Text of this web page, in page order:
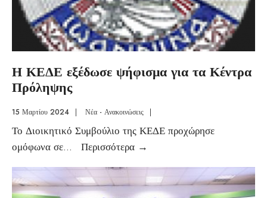
Η ΚΕΔΕ εξέδωσε ψήφισμα για τα Κέντρα
Πρόληψης
15 Μαρτίου 2024 | Νέα - Ανακοινώσεις |
Το Διοικητικό Συμβούλιο της ΚΕΔΕ προχώρησε
ομόφωνα σε... Περισσότερα →